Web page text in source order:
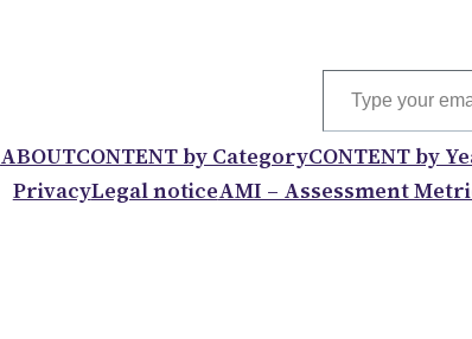
Type your email…
ABOUTCONTENT by CategoryCONTENT by
PrivacyLegal noticeAMI – Assessment